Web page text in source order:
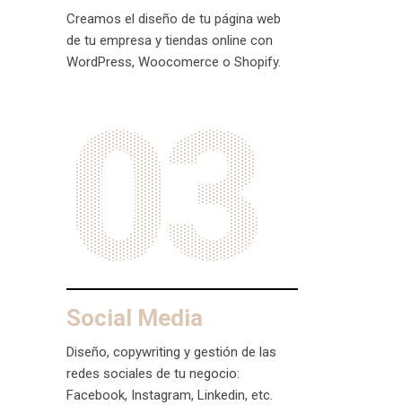
Creamos el diseño de tu página web
de tu empresa y tiendas online con
WordPress, Woocomerce o Shopify.
03
Social Media
Diseño, copywriting y gestión de las
redes sociales de tu negocio:
Facebook, Instagram, Linkedin, etc.